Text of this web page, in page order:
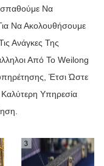
Να
Να Ακολουθήσουμε
Ανάγκες Της
Από Το Weilong
Έτσι Ώστε
Υπηρεσία